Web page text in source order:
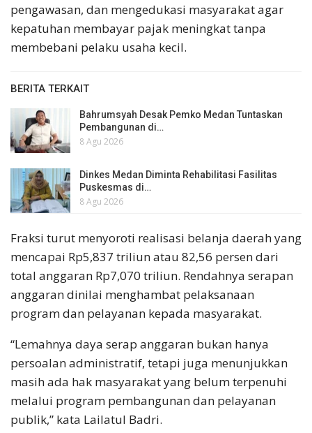
pengawasan, dan mengedukasi masyarakat agar
kepatuhan membayar pajak meningkat tanpa
membebani pelaku usaha kecil.
BERITA TERKAIT
Bahrumsyah Desak Pemko Medan Tuntaskan
Pembangunan di…
8 Agu 2026
Dinkes Medan Diminta Rehabilitasi Fasilitas
Puskesmas di…
8 Agu 2026
Fraksi turut menyoroti realisasi belanja daerah yang
mencapai Rp5,837 triliun atau 82,56 persen dari
total anggaran Rp7,070 triliun. Rendahnya serapan
anggaran dinilai menghambat pelaksanaan
program dan pelayanan kepada masyarakat.
“Lemahnya daya serap anggaran bukan hanya
persoalan administratif, tetapi juga menunjukkan
masih ada hak masyarakat yang belum terpenuhi
melalui program pembangunan dan pelayanan
publik,” kata Lailatul Badri.